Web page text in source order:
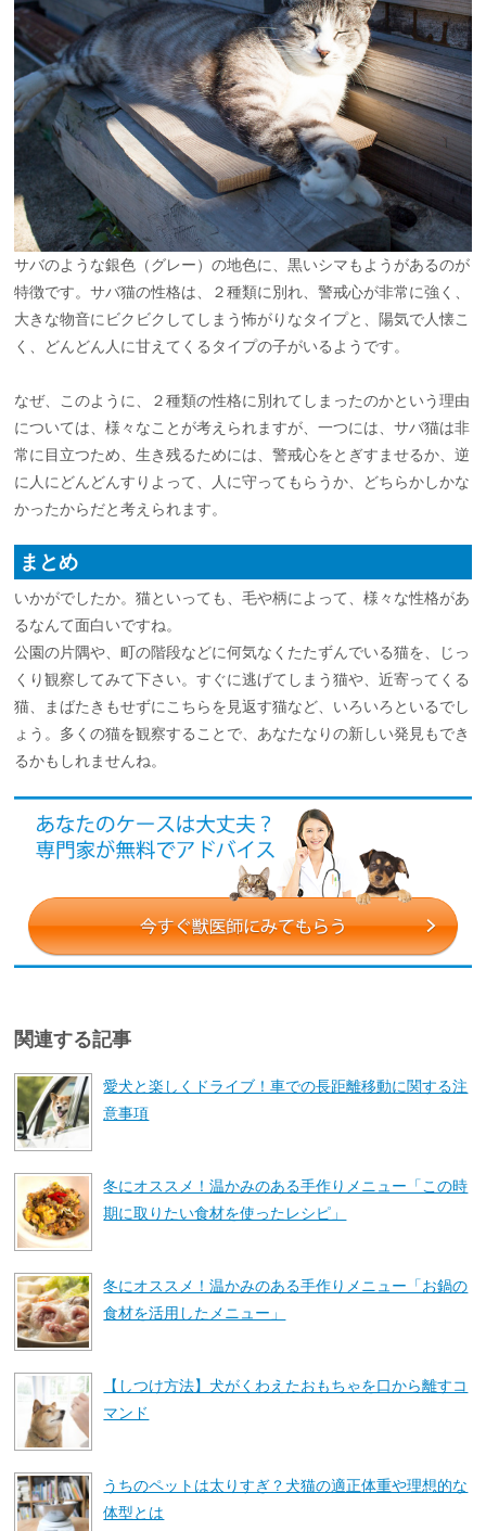
サバのような銀色（グレー）の地色に、黒いシマもようがあるのが
特徴です。サバ猫の性格は、２種類に別れ、警戒心が非常に強く、
大きな物音にビクビクしてしまう怖がりなタイプと、陽気で人懐こ
く、どんどん人に甘えてくるタイプの子がいるようです。
なぜ、このように、２種類の性格に別れてしまったのかという理由
については、様々なことが考えられますが、一つには、サバ猫は非
常に目立つため、生き残るためには、警戒心をとぎすませるか、逆
に人にどんどんすりよって、人に守ってもらうか、どちらかしかな
かったからだと考えられます。
まとめ
いかがでしたか。猫といっても、毛や柄によって、様々な性格があ
るなんて面白いですね。
公園の片隅や、町の階段などに何気なくたたずんでいる猫を、じっ
くり観察してみて下さい。すぐに逃げてしまう猫や、近寄ってくる
猫、まばたきもせずにこちらを見返す猫など、いろいろといるでし
ょう。多くの猫を観察することで、あなたなりの新しい発見もでき
るかもしれませんね。
関連する記事
愛犬と楽しくドライブ！車での長距離移動に関する注
意事項
冬にオススメ！温かみのある手作りメニュー「この時
期に取りたい食材を使ったレシピ」
冬にオススメ！温かみのある手作りメニュー「お鍋の
食材を活用したメニュー」
【しつけ方法】犬がくわえたおもちゃを口から離すコ
マンド
うちのペットは太りすぎ？犬猫の適正体重や理想的な
体型とは